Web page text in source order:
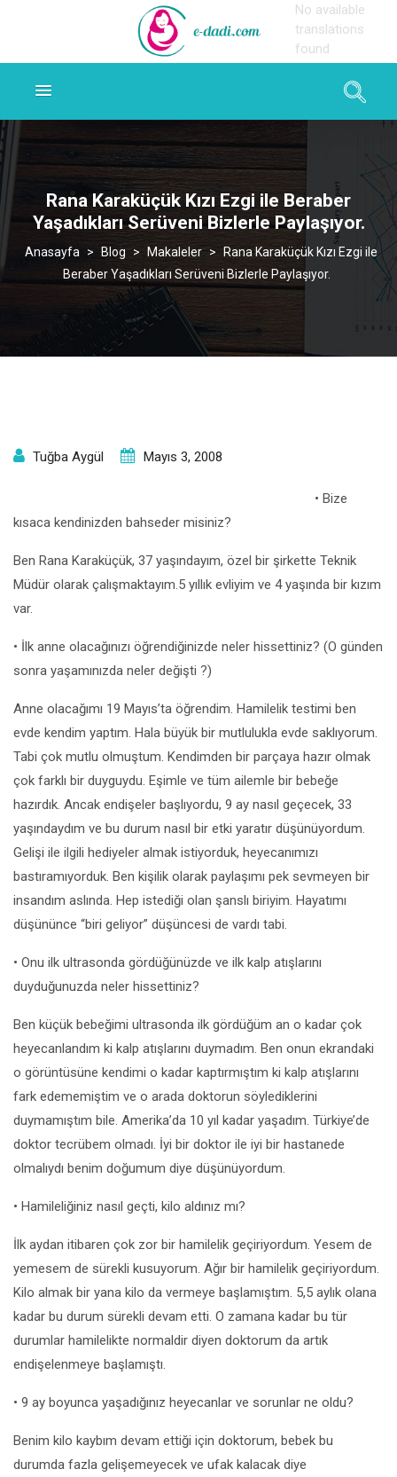
Rana Karaküçük Kızı Ezgi ile Beraber
Yaşadıkları Serüveni Bizlerle Paylaşıyor.
> Blog > Makaleler >
Rana Karaküçük Kızı Ezgi ile
Beraber Yaşadıkları Serüveni Bizlerle Paylaşıyor.
Tuğba Aygül Mayıs 3, 2008
• Bize
kısaca kendinizden bahseder misiniz?
Ben Rana Karaküçük, 37 yaşındayım, özel bir şirkette Teknik
Müdür olarak çalışmaktayım.5 yıllık evliyim ve 4 yaşında bir kızım
var.
• İlk anne olacağınızı öğrendiğinizde neler hissettiniz? (O günden
sonra yaşamınızda neler değişti ?)
Anne olacağımı 19 Mayıs’ta öğrendim. Hamilelik testimi ben
evde kendim yaptım. Hala büyük bir mutlulukla evde saklıyorum.
Tabi çok mutlu olmuştum. Kendimden bir parçaya hazır olmak
çok farklı bir duyguydu. Eşimle ve tüm ailemle bir bebeğe
hazırdık. Ancak endişeler başlıyordu, 9 ay nasıl geçecek, 33
yaşındaydım ve bu durum nasıl bir etki yaratır düşünüyordum.
Gelişi ile ilgili hediyeler almak istiyorduk, heyecanımızı
bastıramıyorduk. Ben kişilik olarak paylaşımı pek sevmeyen bir
insandım aslında. Hep istediği olan şanslı biriyim. Hayatımı
düşününce “biri geliyor” düşüncesi de vardı tabi.
• Onu ilk ultrasonda gördüğünüzde ve ilk kalp atışlarını
duyduğunuzda neler hissettiniz?
Ben küçük bebeğimi ultrasonda ilk gördüğüm an o kadar çok
heyecanlandım ki kalp atışlarını duymadım. Ben onun ekrandaki
o görüntüsüne kendimi o kadar kaptırmıştım ki kalp atışlarını
fark edememiştim ve o arada doktorun söylediklerini
duymamıştım bile. Amerika’da 10 yıl kadar yaşadım. Türkiye’de
doktor tecrübem olmadı. İyi bir doktor ile iyi bir hastanede
olmalıydı benim doğumum diye düşünüyordum.
• Hamileliğiniz nasıl geçti, kilo aldınız mı?
İlk aydan itibaren çok zor bir hamilelik geçiriyordum. Yesem de
yemesem de sürekli kusuyorum. Ağır bir hamilelik geçiriyordum.
Kilo almak bir yana kilo da vermeye başlamıştım. 5,5 aylık olana
kadar bu durum sürekli devam etti. O zamana kadar bu tür
durumlar hamilelikte normaldir diyen doktorum da artık
endişelenmeye başlamıştı.
• 9 ay boyunca yaşadığınız heyecanlar ve sorunlar ne oldu?
Benim kilo kaybım devam ettiği için doktorum, bebek bu
durumda fazla gelişemeyecek ve ufak kalacak diye
No available
translations
found